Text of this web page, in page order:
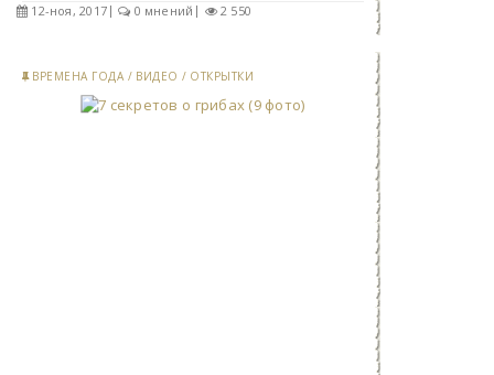
12-ноя, 2017 0 мнений 2 550
ВРЕМЕНА ГОДА / ВИДЕО / ОТКРЫТКИ